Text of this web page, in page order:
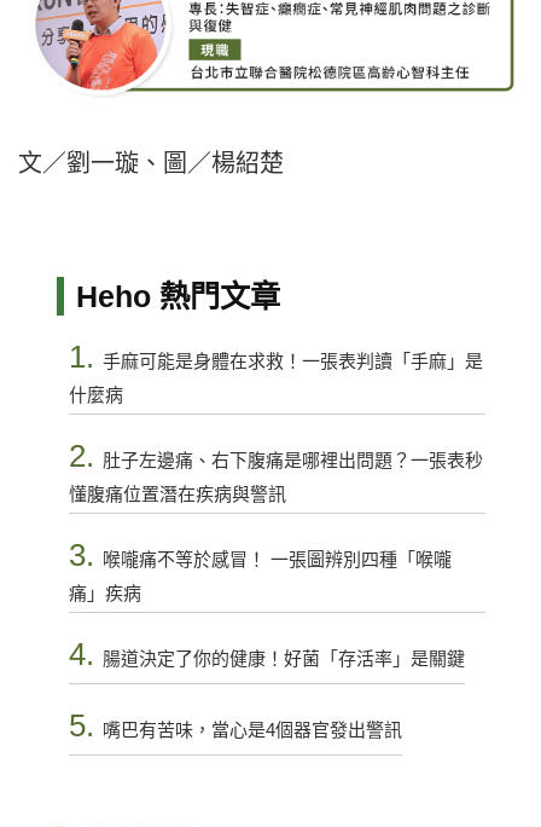
文／劉一璇、圖／楊紹楚
Heho 熱門文章
1. 手麻可能是身體在求救！一張表判讀「手麻」是
什麼病
2. 肚子左邊痛、右下腹痛是哪裡出問題？一張表秒
懂腹痛位置潛在疾病與警訊
3.
喉嚨痛不等於感冒！ 一張圖辨別四種「喉嚨
痛」疾病
4. 腸道決定了你的健康！好菌「存活率」是關鍵
5. 嘴巴有苦味，當心是4個器官發出警訊